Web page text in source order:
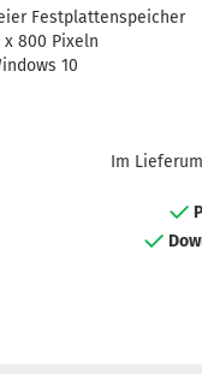
Festplattenspeicher
x 800 Pixeln
10
Im